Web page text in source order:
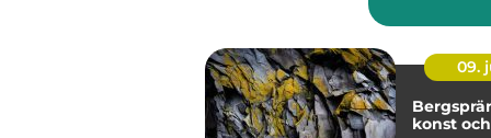
villor i...
09.
konst